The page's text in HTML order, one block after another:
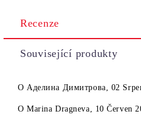
Recenze
Související produkty
OАделина Димитрова, 02
OMarina Dragneva, 10 Červen